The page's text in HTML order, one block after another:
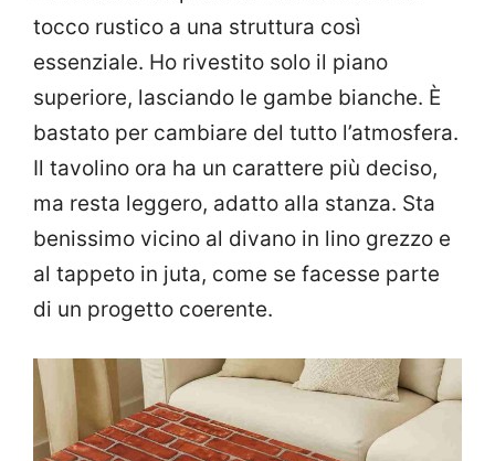
tocco rustico a una struttura così
essenziale. Ho rivestito solo il piano
superiore, lasciando le gambe bianche. È
bastato per cambiare del tutto l’atmosfera.
Il tavolino ora ha un carattere più deciso,
ma resta leggero, adatto alla stanza. Sta
benissimo vicino al divano in lino grezzo e
al tappeto in juta, come se facesse parte
di un progetto coerente.